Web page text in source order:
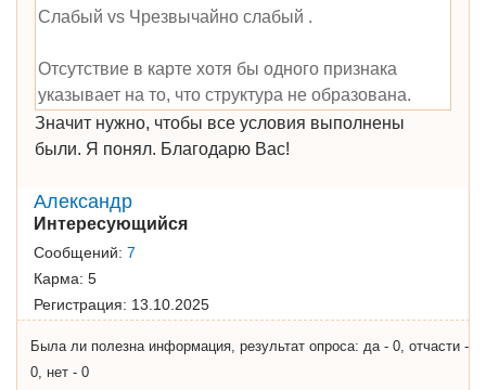
Слабый vs Чрезвычайно слабый .
Отсутствие в карте хотя бы одного признака
указывает на то, что структура не образована.
Значит нужно, чтобы все условия выполнены
были. Я понял. Благодарю Вас!
Александр
Интересующийся
Сообщений: 7
Карма: 5
Регистрация: 13.10.2025
Была ли полезна информация, результат опроса: да - 0, отчасти -
0, нет - 0